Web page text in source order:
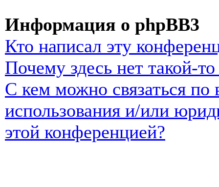
Информация о phpBB3
Кто написал эту
Почему здесь нет такой-
С кем можно связаться по
использования и/или
этой конференцией?